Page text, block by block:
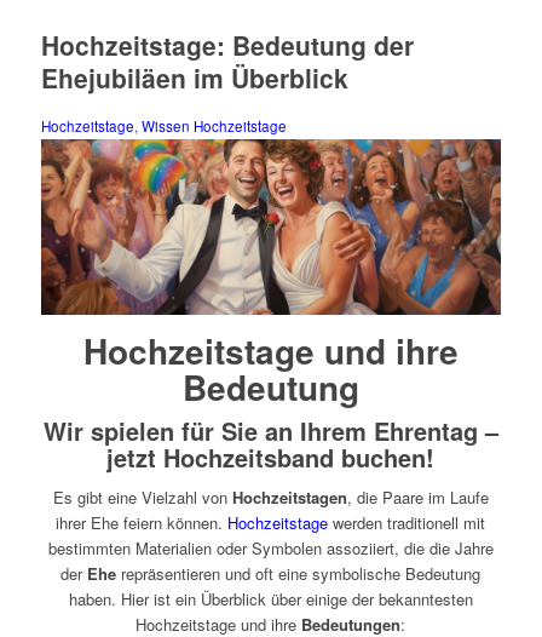
Hochzeitstage: Bedeutung der
Ehejubiläen im Überblick
Hochzeitstage, Wissen Hochzeitstage
Hochzeitstage und ihre
Bedeutung
Wir spielen für Sie an Ihrem Ehrentag –
jetzt Hochzeitsband buchen!
Es gibt eine Vielzahl von Hochzeitstagen, die Paare im Laufe
ihrer Ehe feiern können. Hochzeitstage werden traditionell mit
bestimmten Materialien oder Symbolen assoziiert, die die Jahre
der Ehe repräsentieren und oft eine symbolische Bedeutung
haben. Hier ist ein Überblick über einige der bekanntesten
Hochzeitstage und ihre Bedeutungen: